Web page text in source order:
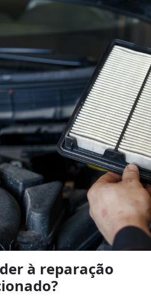
à reparação